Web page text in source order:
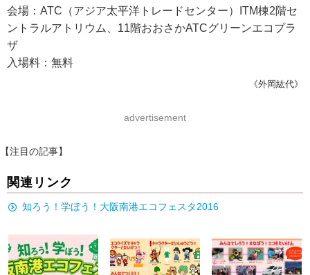
会場：ATC（アジア太平洋トレードセンター）ITM棟2階セ
ントラルアトリウム、11階おおさかATCグリーンエコプラ
ザ
入場料：無料
《外岡紘代》
advertisement
【注目の記事】
関連リンク
知ろう！学ぼう！大阪南港エコフェスタ2016